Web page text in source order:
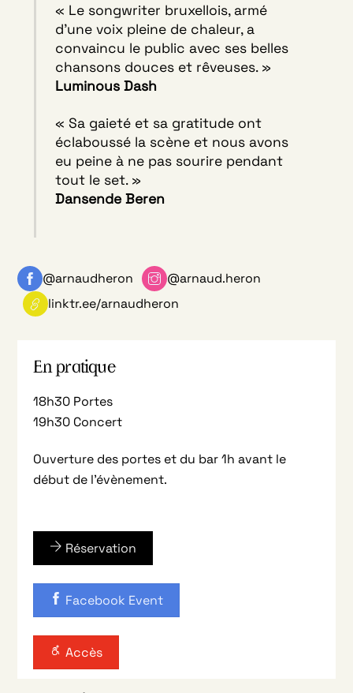
« Le songwriter bruxellois, armé
d’une voix pleine de chaleur, a
convaincu le public avec ses belles
chansons douces et rêveuses. »
Luminous Dash
« Sa gaieté et sa gratitude ont
éclaboussé la scène et nous avons
eu peine à ne pas sourire pendant
tout le set. »
Dansende Beren
@arnaudheron
@arnaud.heron
linktr.ee/arnaudheron
En pratique
18h30 Portes
19h30 Concert
Ouverture des portes et du bar 1h avant le
début de l’évènement.
Réservation
Facebook Event
Accès